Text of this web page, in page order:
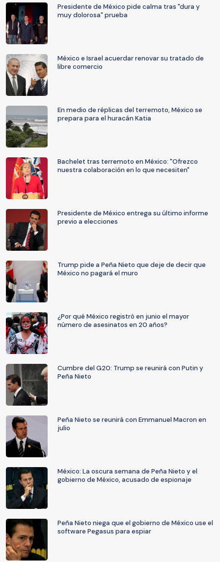
Presidente de México pide calma tras "dura y
muy dolorosa" prueba
México e Israel acuerdar renovar su tratado de
libre comercio
En medio de réplicas del terremoto, México se
prepara para el huracán Katia
Bachelet tras terremoto en México: "Ofrezco
nuestra colaboración en lo que necesiten"
Presidente de México entrega su último informe
previo a elecciones
Trump pide a Peña Nieto que deje de decir que
México no pagará el muro
¿Por qué México registró en junio el mayor
número de asesinatos en 20 años?
Cumbre del G20: Trump se reunirá con Putin y
Peña Nieto
Peña Nieto se reunirá con Emmanuel Macron en
julio
México: La oscura semana de Peña Nieto y el
gobierno de México, acusado de espionaje
Peña Nieto niega que el gobierno de México use el
software Pegasus para espiar